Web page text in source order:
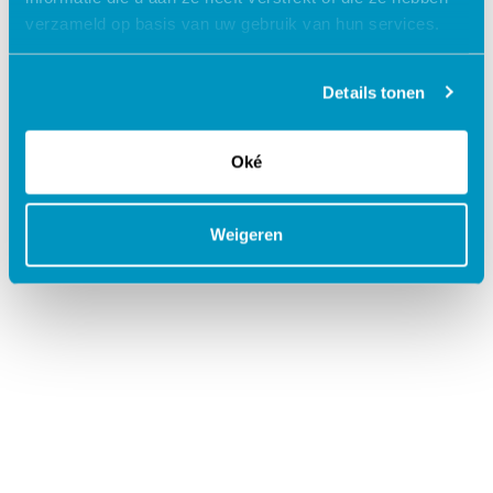
verzameld op basis van uw gebruik van hun services.
Details tonen
Oké
Weigeren